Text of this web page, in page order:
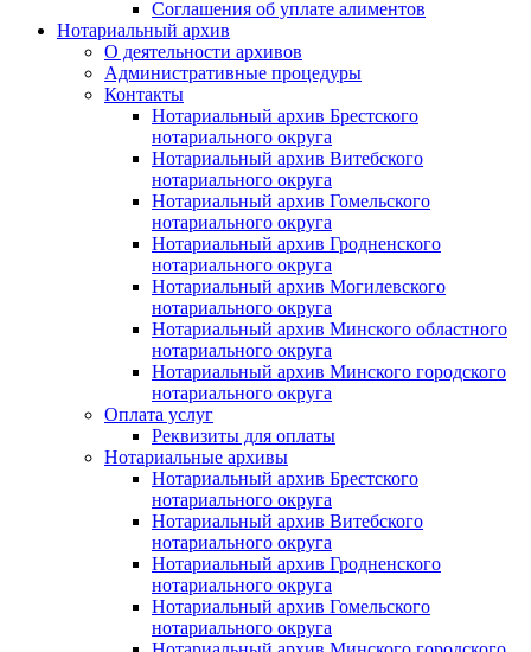
Соглашения об уплате алиментов
Нотариальный архив
О деятельности архивов
Административные процедуры
Контакты
Нотариальный архив Брестского
нотариального округа
Нотариальный архив Витебского
нотариального округа
Нотариальный архив Гомельского
нотариального округа
Нотариальный архив Гродненского
нотариального округа
Нотариальный архив Могилевского
нотариального округа
Нотариальный архив Минского областного
нотариального округа
Нотариальный архив Минского городского
нотариального округа
Оплата услуг
Реквизиты для оплаты
Нотариальные архивы
Нотариальный архив Брестского
нотариального округа
Нотариальный архив Витебского
нотариального округа
Нотариальный архив Гродненского
нотариального округа
Нотариальный архив Гомельского
нотариального округа